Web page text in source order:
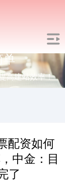
高建站效率！
配资如何
中金：目
了